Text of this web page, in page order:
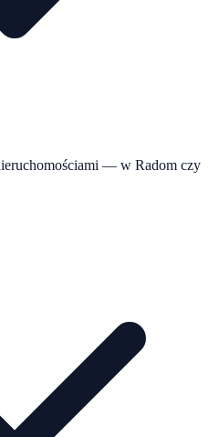
— w Radom czy